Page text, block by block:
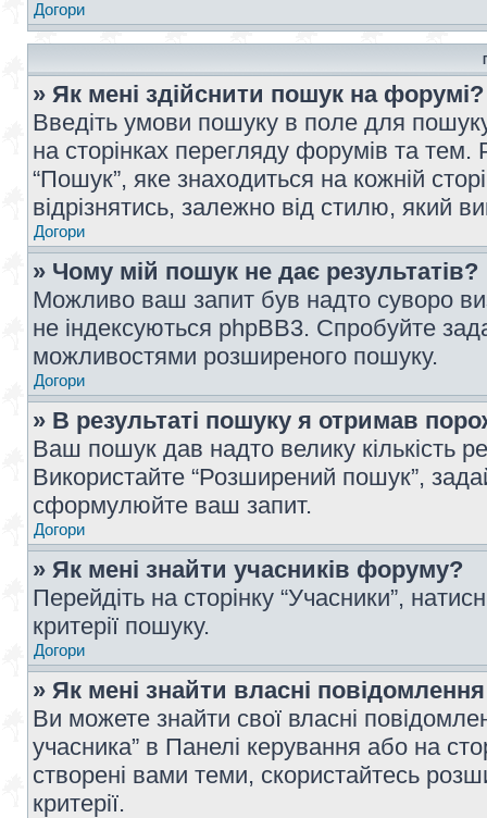
Догори
» Як мені здійснити пошук на форумі?
Введіть умови пошуку в поле для
на сторінках перегляду форумів та
“Пошук”, яке знаходиться на кожній
відрізнятись, залежно від стилю, який
Догори
» Чому мій пошук не дає результатів?
Можливо ваш запит був надто суворо
не індексуються phpBB3. Спробуйте
можливостями розширеного пошуку.
Догори
» В результаті пошуку я отримав
Ваш пошук дав надто велику кількість
Використайте “Розширений пошук”,
сформулюйте ваш запит.
Догори
» Як мені знайти учасників форуму?
Перейдіть на сторінку “Учасники”,
критерії пошуку.
Догори
» Як мені знайти власні
Ви можете знайти свої власні
учасника” в Панелі керування або на
створені вами теми, скористайтесь
критерії.